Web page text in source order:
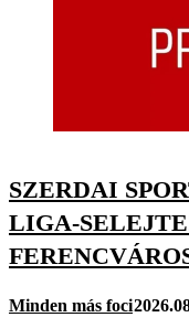
SZERDAI
LIGA-
Minden más foci